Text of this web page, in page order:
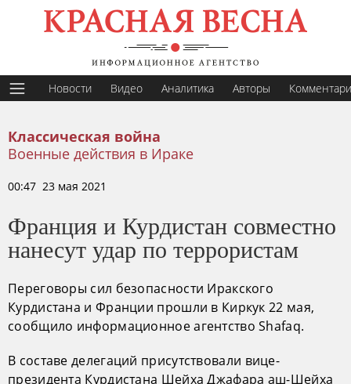
Новости Видео Аналитика Авторы
Классическая война
Военные действия в Ираке
00:47 23 мая 2021
Франция и Курдистан совместно
нанесут удар по террористам
Переговоры сил безопасности Иракского
Курдистана и Франции прошли в Киркук 22 мая,
сообщило информационное агентство Shafaq.
В составе делегаций присутствовали вице-
президента Курдистана Шейха Джафара аш-Шейха